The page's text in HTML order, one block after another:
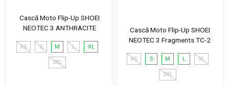
Cască Moto Flip-Up SHOEI
NEOTEC 3 ANTHRACITE
XS S M L XL
2XL
Cască Moto Flip-Up SHOEI
NEOTEC 3 Fragments TC-2
XS S M L XL
2XL